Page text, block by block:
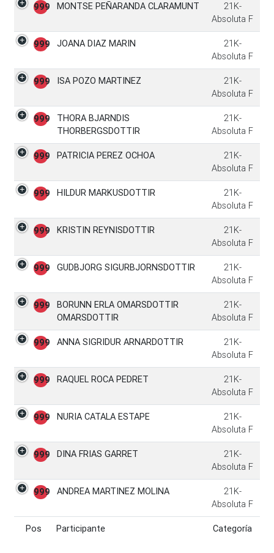
Pos Participante Categoría
999 MONTSE PEÑARANDA CLARAMUNT
21K-
Absoluta F
999 JOANA DIAZ MARIN
21K-
Absoluta F
999 ISA POZO MARTINEZ
21K-
Absoluta F
999
THORA BJARNDIS
THORBERGSDOTTIR
21K-
Absoluta F
999 PATRICIA PEREZ OCHOA
21K-
Absoluta F
999 HILDUR MARKUSDOTTIR
21K-
Absoluta F
999 KRISTIN REYNISDOTTIR
21K-
Absoluta F
999 GUDBJORG SIGURBJORNSDOTTIR
21K-
Absoluta F
999
BORUNN ERLA OMARSDOTTIR
OMARSDOTTIR
21K-
Absoluta F
999 ANNA SIGRIDUR ARNARDOTTIR
21K-
Absoluta F
999 RAQUEL ROCA PEDRET
21K-
Absoluta F
999 NURIA CATALA ESTAPE
21K-
Absoluta F
999 DINA FRIAS GARRET
21K-
Absoluta F
999 ANDREA MARTINEZ MOLINA
21K-
Absoluta F
Pos Participante Categoría